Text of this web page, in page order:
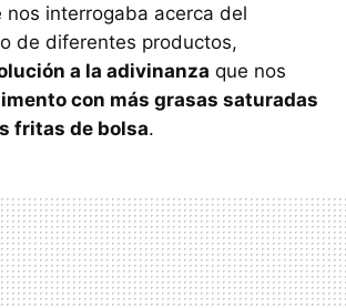
nos interrogaba acerca del
de diferentes productos,
a la adivinanza que nos
con más grasas saturadas
fritas de bolsa.